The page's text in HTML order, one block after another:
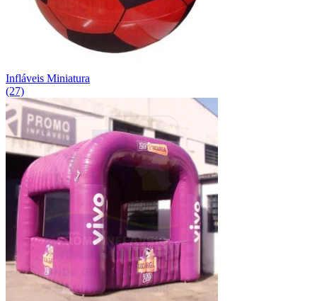
Infláveis Miniatura
(27)